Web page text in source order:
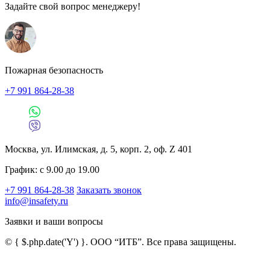
Задайте свой вопрос менеджеру!
Пожарная безопасность
+7 991 864-28-38
Москва, ул. Илимская, д. 5, корп. 2, оф. Z 401
График: с 9.00 до 19.00
+7 991 864-28-38 Заказать звонок
info@insafety.ru
Заявки и ваши вопросы
© { $.php.date('Y') }. ООО “ИТБ”. Все права защищены.